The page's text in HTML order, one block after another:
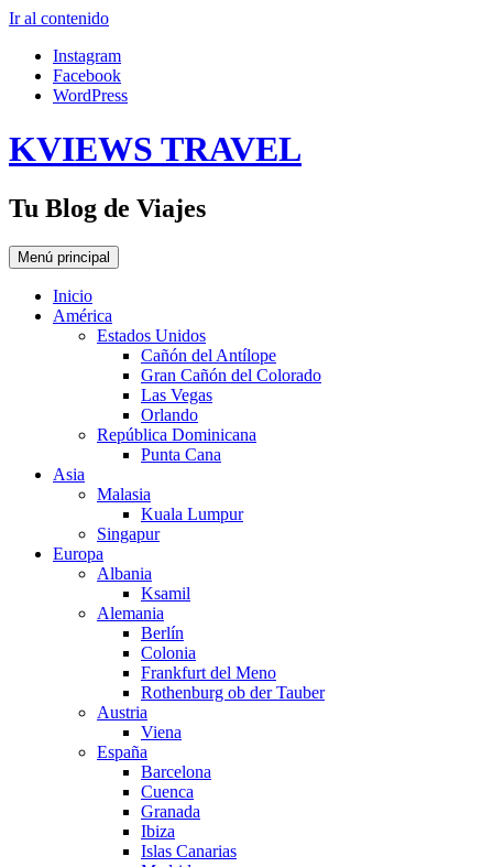
Ir al contenido
Instagram
Facebook
WordPress
KVIEWS TRAVEL
Tu Blog de Viajes
Menú principal
Inicio
América
Estados Unidos
Cañón del Antílope
Gran Cañón del Colorado
Las Vegas
Orlando
República Dominicana
Punta Cana
Asia
Malasia
Kuala Lumpur
Singapur
Europa
Albania
Ksamil
Alemania
Berlín
Colonia
Frankfurt del Meno
Rothenburg ob der Tauber
Austria
Viena
España
Barcelona
Cuenca
Granada
Ibiza
Islas Canarias